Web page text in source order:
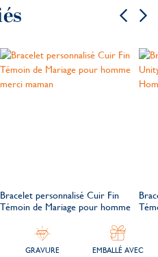
Bracelet personnalisé Cuir Fin
Témoin de Mariage pour homme
GRAVURE
EMBALLÉ AVEC